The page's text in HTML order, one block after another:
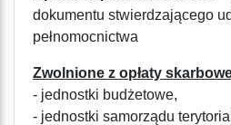
dokumentu stwierdzającego
pełnomocnictwa
Zwolnione z opłaty
- jednostki budżetowe,
- jednostki samorządu